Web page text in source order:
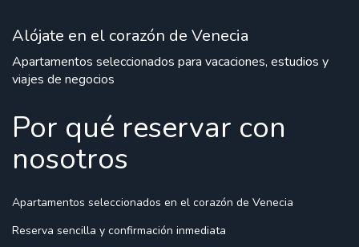
Alójate en el corazón de Venecia
Apartamentos seleccionados para vacaciones, estudios y
viajes de negocios
Por qué reservar con
nosotros
Apartamentos seleccionados en el corazón de Venecia
Reserva sencilla y confirmación inmediata